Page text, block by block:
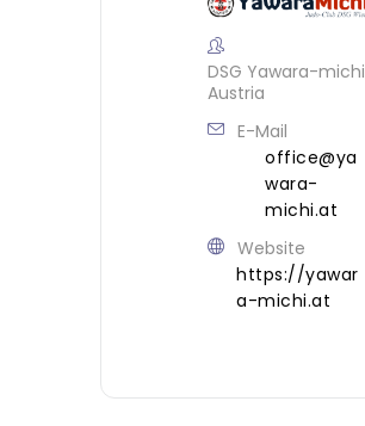
DSG Yawara-michi
Austria
E-Mail
office@ya
wara-
michi.at
Website
https://yawar
a-michi.at